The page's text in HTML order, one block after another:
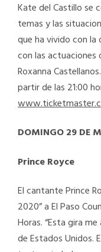
Kate del Castillo se
temas y las
que ha vivido con la
con las actuaciones
Roxanna
partir de las 21:00
DOMINGO 29 DE
Prince Royce
El cantante Prince
2020” a El Paso
Horas. “Esta gira
de Estados Unidos.